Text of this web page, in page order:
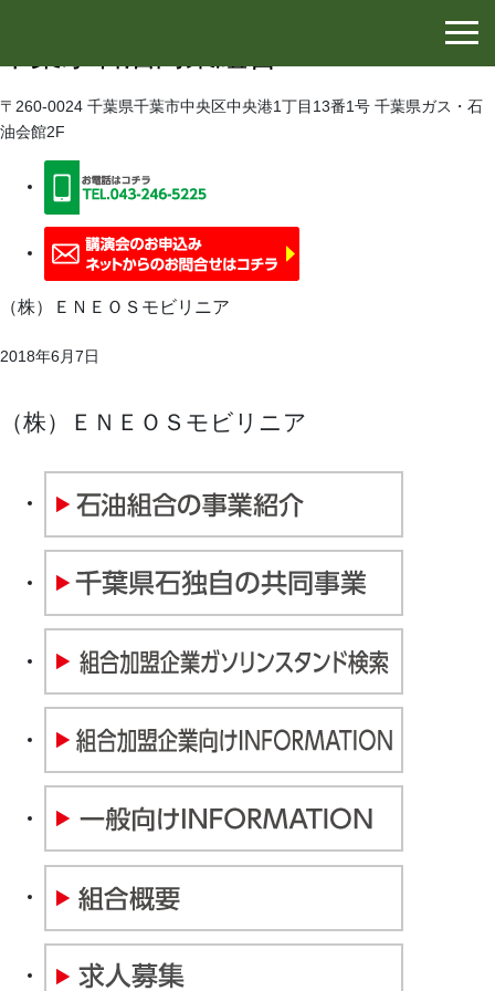
〒260-0024 千葉県千葉市中央区中央港1丁目13番1号 千葉県ガス・石
油会館2F
（株）ＥＮＥＯＳモビリニア
2018年6月7日
（株）ＥＮＥＯＳモビリニア